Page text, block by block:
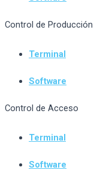
Control de Producción
Terminal
Software
Control de Acceso
Terminal
Software